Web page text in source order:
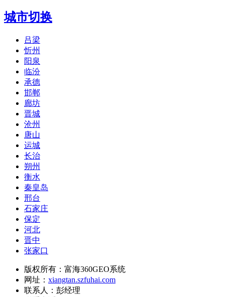
城市切换
吕梁
忻州
阳泉
临汾
承德
邯郸
廊坊
晋城
沧州
唐山
运城
长治
朔州
衡水
秦皇岛
邢台
石家庄
保定
河北
晋中
张家口
版权所有：富海360GEO系统
网址： xiangtan.szfuhai.com
联系人：彭经理